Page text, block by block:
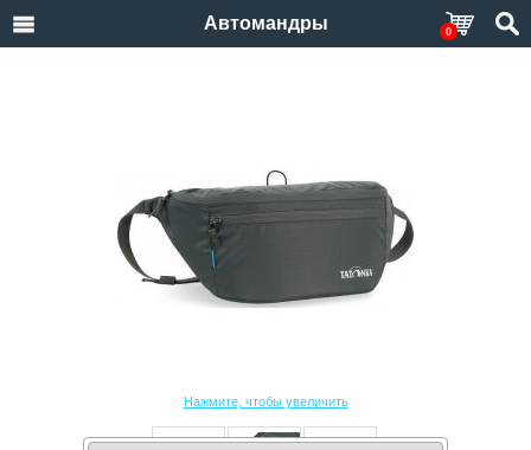
Автомандры 0
Нажмите, чтобы увеличить